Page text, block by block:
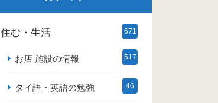
住む・生活 671
お店 施設の情報 517
タイ語・英語の勉強 46